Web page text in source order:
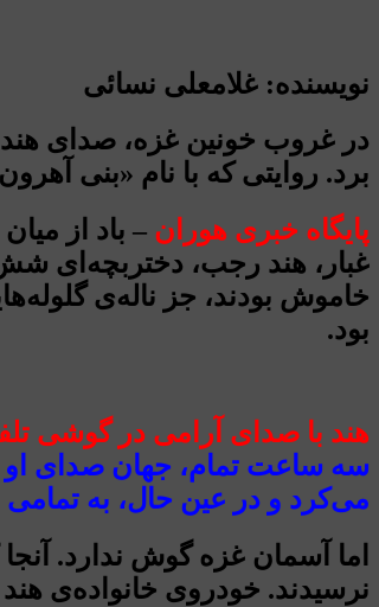
نویسنده: غلامعلی نسائی
در غروب خونین غزه، صدای
برد. روایتی که با نام «بنی
پایگاه خبری هوران – باد از
غبار، هند رجب، دختربچه‌ای
خاموش بودند، جز ناله‌ی
بود.
هند با صدای آرامی در گوشی
سه ساعت تمام، جهان صدای او
می‌کرد و در عین حال، به
اما آسمان غزه گوش ندارد.
نرسیدند. خودروی خانواده‌ی